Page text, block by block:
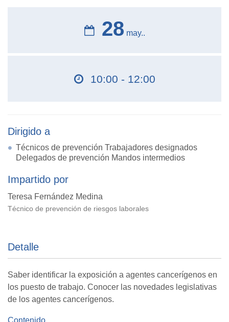
28 may..
10:00 - 12:00
Dirigido a
Técnicos de prevención Trabajadores designados
Delegados de prevención Mandos intermedios
Impartido por
Teresa Fernández Medina
Técnico de prevención de riesgos laborales
Detalle
Saber identificar la exposición a agentes cancerígenos en
los puesto de trabajo. Conocer las novedades legislativas
de los agentes cancerígenos.